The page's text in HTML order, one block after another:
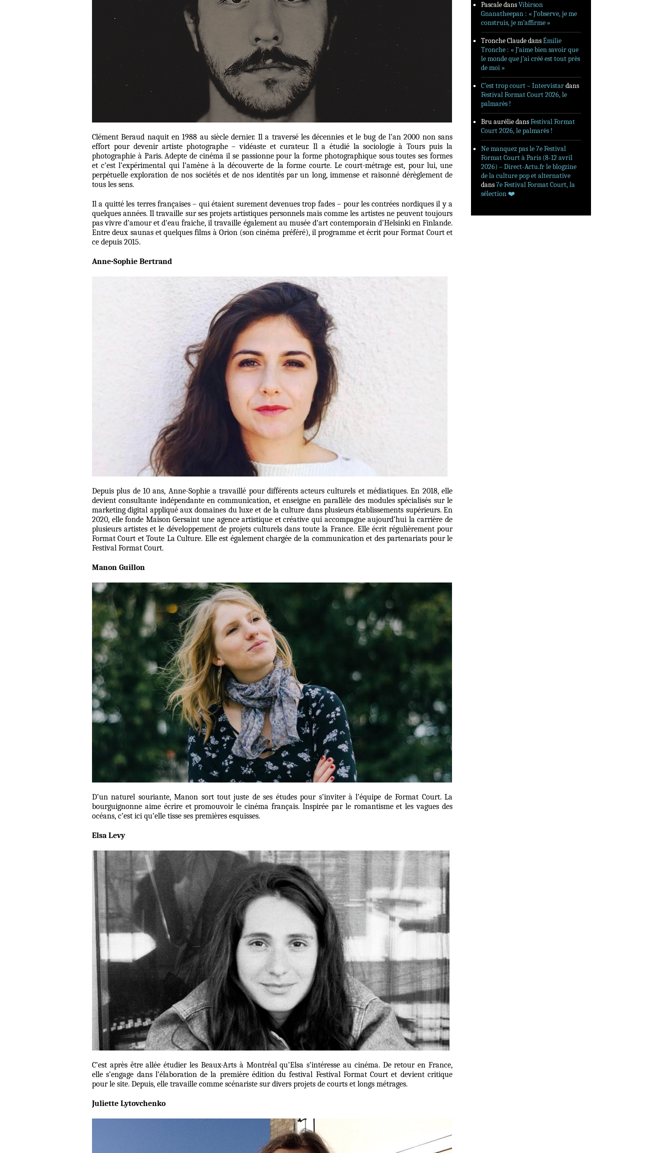
Clément Beraud naquit en 1988 au siècle dernier. Il a traversé les décennies et le bug de l’an 2000 non sans
effort pour devenir artiste photographe – vidéaste et curateur. Il a étudié la sociologie à Tours puis la
photographie à Paris. Adepte de cinéma il se passionne pour la forme photographique sous toutes ses formes
et c’est l’expérimental qui l’amène à la découverte de la forme courte. Le court-métrage est, pour lui, une
perpétuelle exploration de nos sociétés et de nos identités par un long, immense et raisonné dérèglement de
tous les sens.
Il a quitté les terres françaises – qui étaient surement devenues trop fades – pour les contrées nordiques il y a
quelques années. Il travaille sur ses projets artistiques personnels mais comme les artistes ne peuvent toujours
pas vivre d’amour et d’eau fraiche, il travaille également au musée d’art contemporain d’Helsinki en Finlande.
Entre deux saunas et quelques films à Orion (son cinéma préféré), il programme et écrit pour Format Court et
ce depuis 2015.
Anne-Sophie Bertrand
Depuis plus de 10 ans, Anne-Sophie a travaillé pour différents acteurs culturels et médiatiques. En 2018, elle
devient consultante indépendante en communication, et enseigne en parallèle des modules spécialisés sur le
marketing digital appliqué aux domaines du luxe et de la culture dans plusieurs établissements supérieurs. En
2020, elle fonde Maison Gersaint une agence artistique et créative qui accompagne aujourd’hui la carrière de
plusieurs artistes et le développement de projets culturels dans toute la France. Elle écrit régulièrement pour
Format Court et Toute La Culture. Elle est également chargée de la communication et des partenariats pour le
Festival Format Court.
Manon Guillon
D’un naturel souriante, Manon sort tout juste de ses études pour s’inviter à l’équipe de Format Court. La
bourguignonne aime écrire et promouvoir le cinéma français. Inspirée par le romantisme et les vagues des
océans, c’est ici qu’elle tisse ses premières esquisses.
Elsa Levy
C’est après être allée étudier les Beaux-Arts à Montréal qu’Elsa s’intéresse au cinéma. De retour en France,
elle s’engage dans l’élaboration de la première édition du festival Festival Format Court et devient critique
pour le site. Depuis, elle travaille comme scénariste sur divers projets de courts et longs métrages.
Juliette Lytovchenko
PascaledansVibirson
Gnanatheepan : « J’observe, je me
construis, je m’affirme »
Tronche ClaudedansÉmilie
Tronche : « J’aime bien savoir que
le monde que j’ai créé est tout près
de moi »
C’est trop court – Intervistardans
Festival Format Court 2026, le
palmarès !
Bru auréliedansFestival Format
Court 2026, le palmarès !
Ne manquez pas le 7e Festival
Format Court à Paris (8-12 avril
2026) – Direct-Actu.fr le blogzine
de la culture pop et alternative
dans7e Festival Format Court, la
sélection ❤️‍